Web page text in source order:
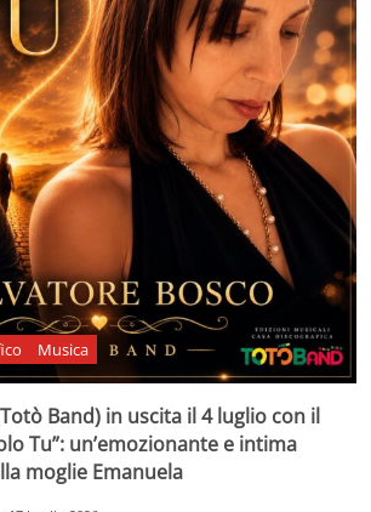
Musica
Band) in uscita il 4 luglio con il
Tu”: un’emozionante e intima
moglie Emanuela